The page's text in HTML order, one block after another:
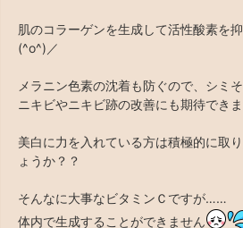
肌のコラーゲンを生成して活性酸素を
(^o^)／
メラニン色素の沈着も防ぐので、シミ
ニキビやニキビ跡の改善にも期待でき
美白に力を入れている方は積極的に取
ょうか？？
そんなに大事なビタミンＣですが……
体内で生成することができません